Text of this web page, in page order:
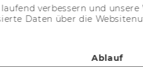
​Programm eine
Freu­de, an­de­
verbessern und unsere
Daten über die
Ablauf